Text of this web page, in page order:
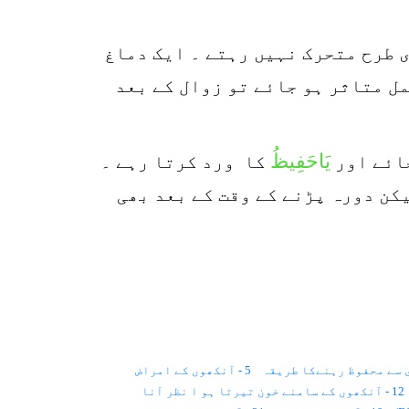
طرح متحرک نہیں رہتے ۔ ایک دماغ
متاثر ہو جائے تو زوال کے بعد
اوریَاحَفِیظُ کا ورد کرتا رہے ۔
دورہ پڑنے کے وقت کے بعد بھی
5 - آنکھوں کے امراض
12 - آنکھوں کے سامنے خون تیرتا ہو ا نظر آنا